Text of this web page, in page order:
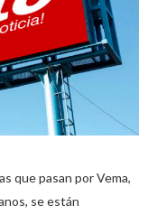
que pasan por Vema,
se están